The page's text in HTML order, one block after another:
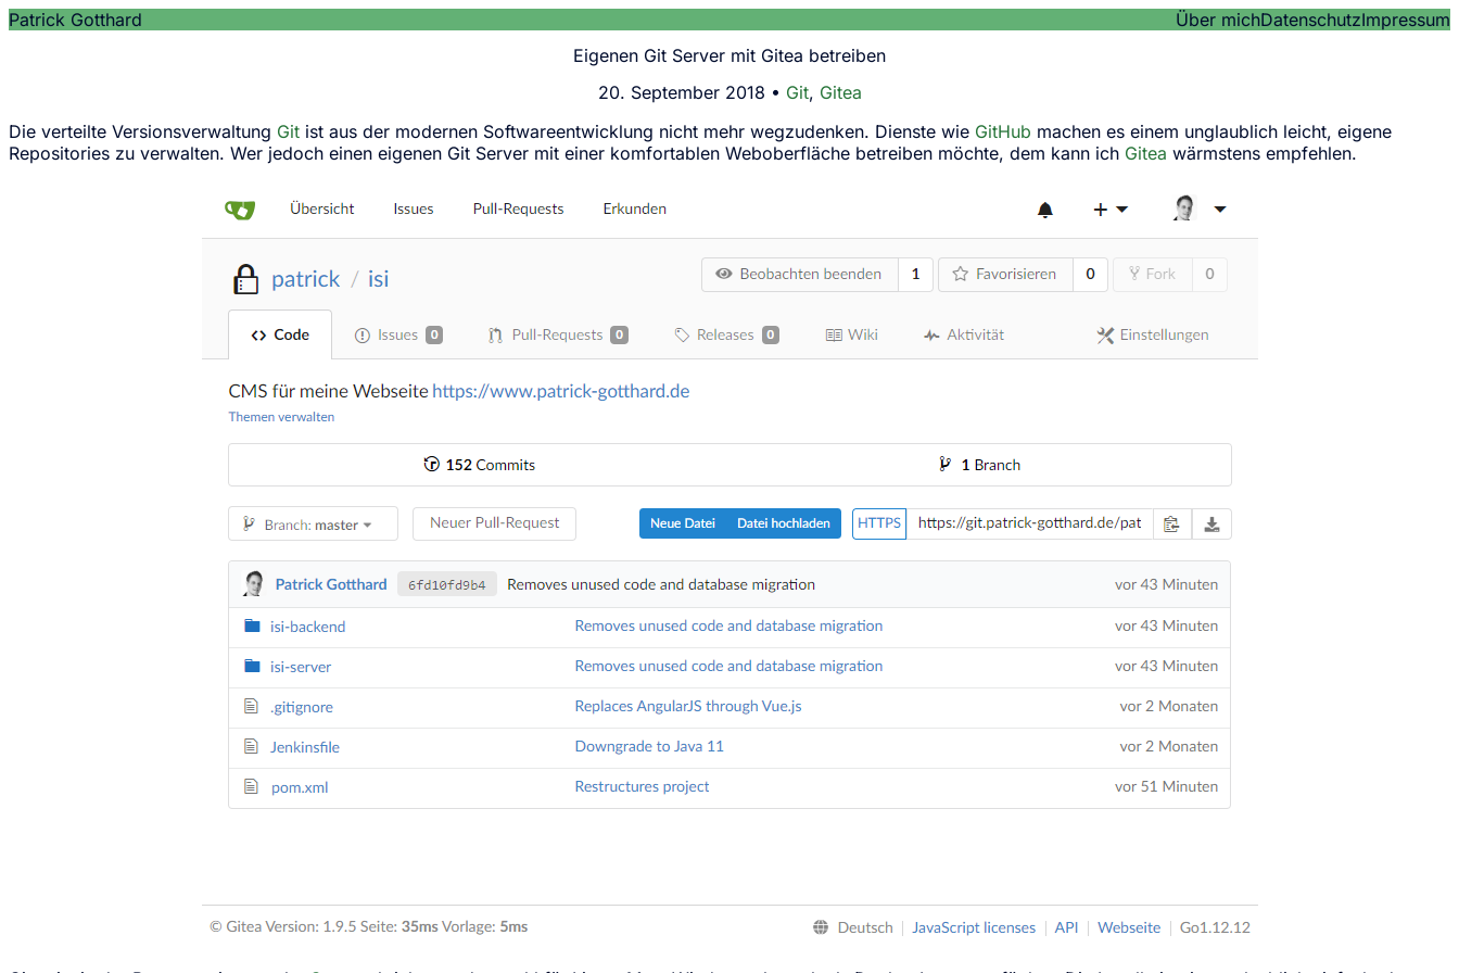
Patrick Gotthard Über michDatenschutzImpressum
Eigenen Git Server mit Gitea betreiben
20. September 2018 • Git, Gitea
Die verteilte Versionsverwaltung Git ist aus der modernen Softwareentwicklung nicht mehr wegzudenken. Dienste wie GitHub machen es einem unglaublich leicht, eigene
Repositories zu verwalten. Wer jedoch einen eigenen Git Server mit einer komfortablen Weboberfläche betreiben möchte, dem kann ich Gitea wärmstens empfehlen.